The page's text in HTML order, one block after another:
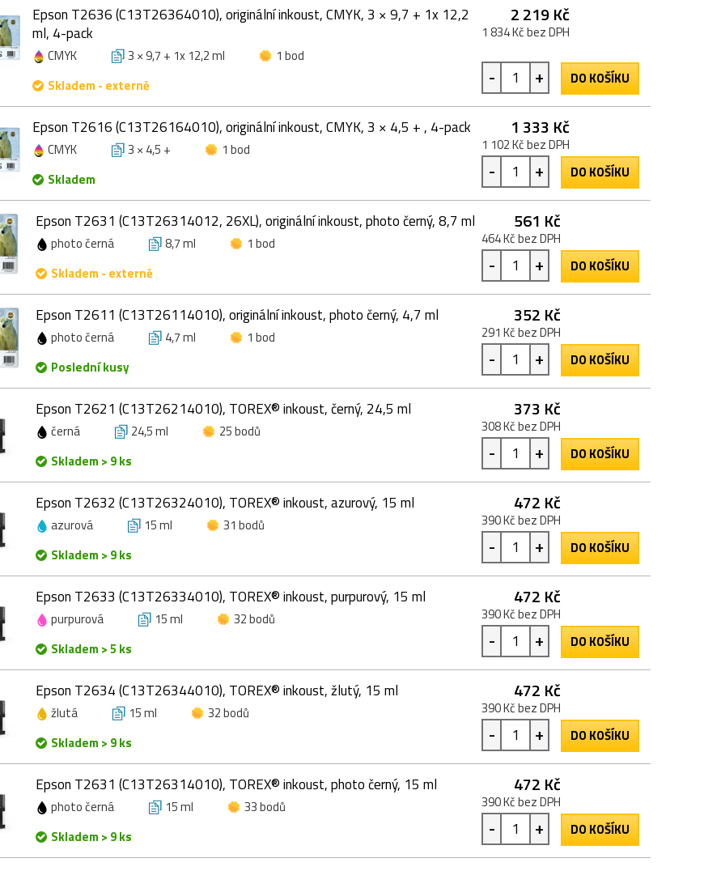
Epson T2636 (C13T26364010), originální inkoust, CMYK, 3 × 9,7 + 1x 12,2
ml, 4-pack
CMYK 3 × 9,7 + 1x 12,2 ml
1 bod
Skladem - externě
2 219 Kč
1 834 Kč bez DPH
- + DO KOŠÍKU
Epson T2616 (C13T26164010), originální inkoust, CMYK, 3 × 4,5 + , 4-pack
CMYK 3 × 4,5 +
1 bod
Skladem
1 333 Kč
1 102 Kč bez DPH
- + DO KOŠÍKU
Epson T2631 (C13T26314012, 26XL), originální inkoust, photo černý, 8,7 ml
photo černá 8,7 ml
1 bod
Skladem - externě
561 Kč
464 Kč bez DPH
- + DO KOŠÍKU
Epson T2611 (C13T26114010), originální inkoust, photo černý, 4,7 ml
photo černá 4,7 ml
1 bod
Poslední kusy
352 Kč
291 Kč bez DPH
- + DO KOŠÍKU
Epson T2621 (C13T26214010), TOREX® inkoust, černý, 24,5 ml
černá 24,5 ml
25 bodů
Skladem > 9 ks
373 Kč
308 Kč bez DPH
- + DO KOŠÍKU
Epson T2632 (C13T26324010), TOREX® inkoust, azurový, 15 ml
azurová 15 ml
31 bodů
Skladem > 9 ks
472 Kč
390 Kč bez DPH
- + DO KOŠÍKU
Epson T2633 (C13T26334010), TOREX® inkoust, purpurový, 15 ml
purpurová 15 ml
32 bodů
Skladem > 5 ks
472 Kč
390 Kč bez DPH
- + DO KOŠÍKU
Epson T2634 (C13T26344010), TOREX® inkoust, žlutý, 15 ml
žlutá 15 ml
32 bodů
Skladem > 9 ks
472 Kč
390 Kč bez DPH
- + DO KOŠÍKU
Epson T2631 (C13T26314010), TOREX® inkoust, photo černý, 15 ml
photo černá 15 ml
33 bodů
Skladem > 9 ks
472 Kč
390 Kč bez DPH
- + DO KOŠÍKU